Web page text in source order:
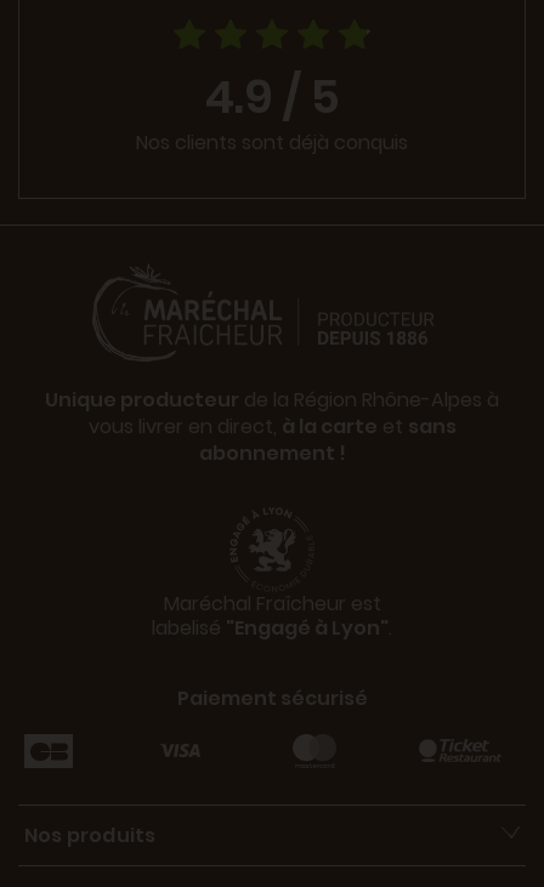
4.9 / 5
Nos clients sont déjà conquis
Unique producteur de la Région Rhône-Alpes à
vous livrer en direct, à la carte et sans
abonnement !
Maréchal Fraîcheur est
labelisé "Engagé à Lyon".
Paiement sécurisé
Nos produits